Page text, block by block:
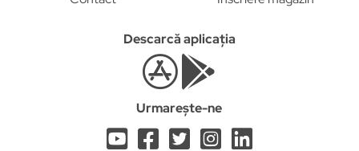
Descarcă aplicația
Urmarește-ne